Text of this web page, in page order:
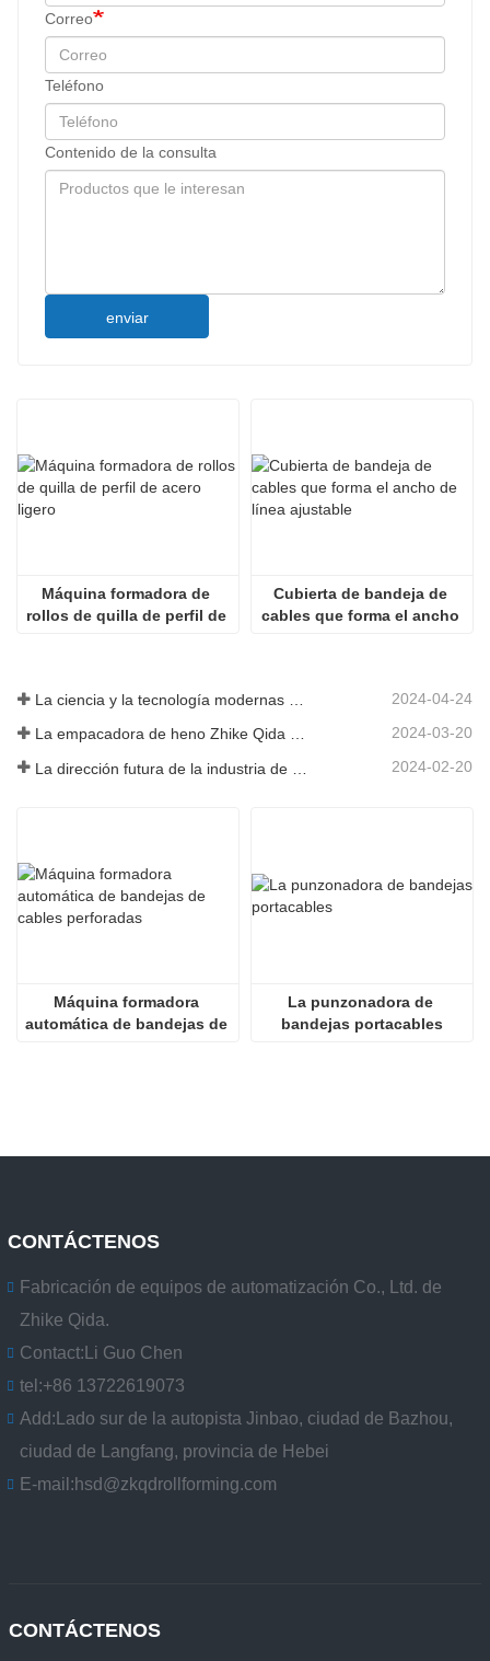
Correo
Teléfono
Contenido de la consulta
enviar
Máquina formadora de
rollos de quilla de perfil de
Cubierta de bandeja de
cables que forma el ancho
2024-04-24
La empacadora de heno Zhike Qida debutó en la exposición de maquinaria agrícola de Heilongjiang 2024-03-20
2024-02-20
Máquina formadora
automática de bandejas de
La punzonadora de
bandejas portacables
CONTÁCTENOS
Fabricación de equipos de automatización Co., Ltd. de
Zhike Qida.
Contact: Li Guo Chen
tel:+86 13722619073
Add: Lado sur de la autopista Jinbao, ciudad de Bazhou,
ciudad de Langfang, provincia de Hebei
E-mail: hsd@zkqdrollforming.com
CONTÁCTENOS